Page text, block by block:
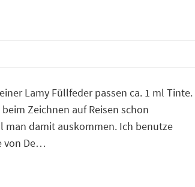
Lamy Füllfeder passen ca. 1 ml Tinte.
Zeichnen auf Reisen schon
man damit auskommen. Ich benutze
von De…